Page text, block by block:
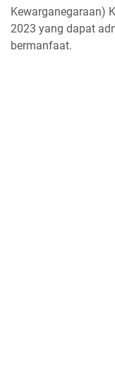
Kewarganegaraan)
2023 yang dapat
bermanfaat.